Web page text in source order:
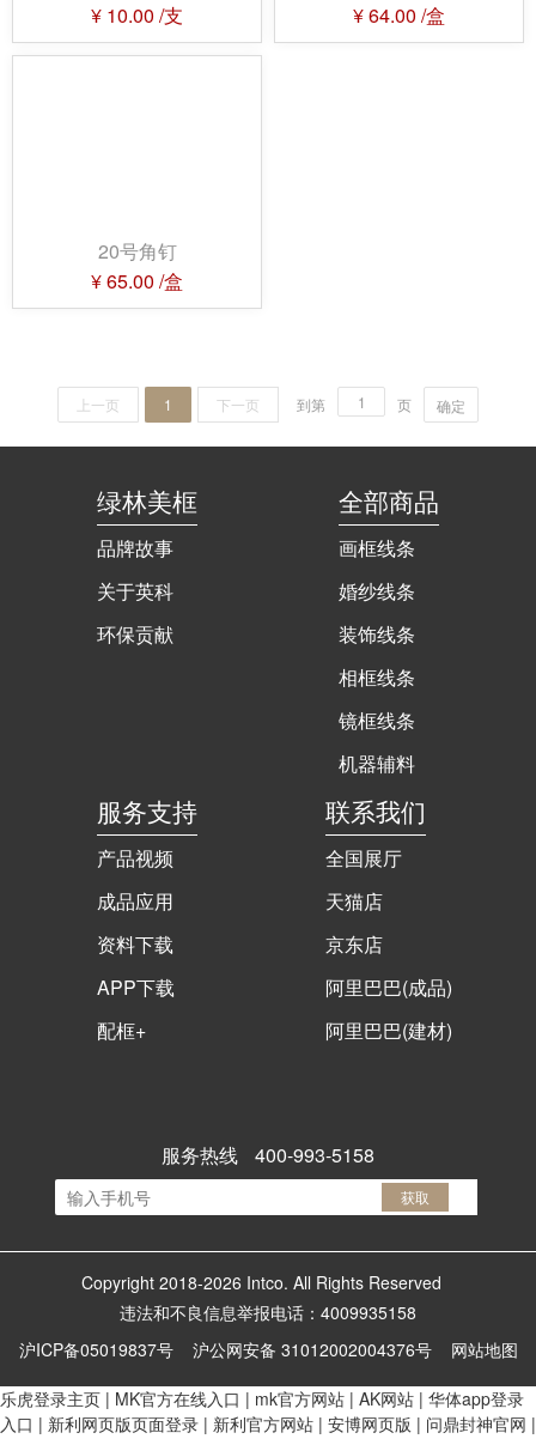
¥ 10.00 /支
¥64.00 /盒
20号角钉
¥65.00 /盒
上一页 1 下一页 到第 页 确定
绿林美框
品牌故事
关于英科
环保贡献
全部商品
画框线条
婚纱线条
装饰线条
相框线条
镜框线条
机器辅料
服务支持
产品视频
成品应用
资料下载
APP下载
配框+
联系我们
全国展厅
天猫店
京东店
阿里巴巴(成品)
阿里巴巴(建材)
服务热线 400-993-5158
获取
Copyright 2018-2026 Intco. All Rights Reserved
违法和不良信息举报电话：4009935158
沪ICP备05019837号
沪公网安备 31012002004376号 网站地图
乐虎登录主页 | MK官方在线入口 | mk官方网站 | AK网站 | 华体app登录
入口 | 新利网页版页面登录 | 新利官方网站 | 安博网页版 | 问鼎封神官网 |